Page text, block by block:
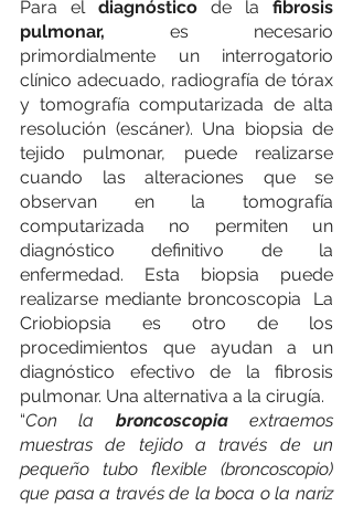
Para el diagnóstico de la fibrosis
pulmonar, es necesario
primordialmente un interrogatorio
clínico adecuado, radiografía de tórax
y tomografía computarizada de alta
resolución (escáner). Una biopsia de
tejido pulmonar, puede realizarse
cuando las alteraciones que se
observan en la tomografía
computarizada no permiten un
diagnóstico definitivo de la
enfermedad. Esta biopsia puede
realizarse mediante broncoscopia  La
Criobiopsia es otro de los
procedimientos que ayudan a un
diagnóstico efectivo de la fibrosis
pulmonar. Una alternativa a la cirugía.
“Con la broncoscopia extraemos
muestras de tejido a través de un
pequeño tubo flexible (broncoscopio)
que pasa a través de la boca o la nariz